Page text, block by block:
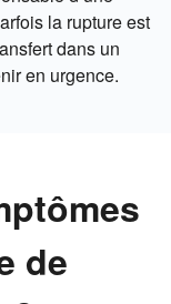
la rupture est
dans un
en urgence.
de